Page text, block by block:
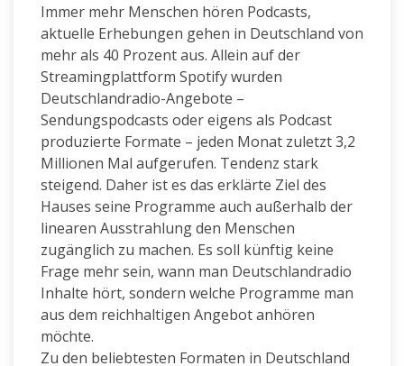
Immer mehr Menschen hören Podcasts,
aktuelle Erhebungen gehen in Deutschland von
mehr als 40 Prozent aus. Allein auf der
Streamingplattform Spotify wurden
Deutschlandradio-Angebote –
Sendungspodcasts oder eigens als Podcast
produzierte Formate – jeden Monat zuletzt 3,2
Millionen Mal aufgerufen. Tendenz stark
steigend. Daher ist es das erklärte Ziel des
Hauses seine Programme auch außerhalb der
linearen Ausstrahlung den Menschen
zugänglich zu machen. Es soll künftig keine
Frage mehr sein, wann man Deutschlandradio
Inhalte hört, sondern welche Programme man
aus dem reichhaltigen Angebot anhören
möchte.
Zu den beliebtesten Formaten in Deutschland